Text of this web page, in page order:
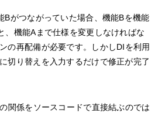
Bがつながっていた場合、機能Bを機能
、機能Aまで仕様を変更しなければな
の再配備が必要です。しかしDIを利用
切り替えを入力するだけで修正が完了
関係をソースコードで直接結ぶのでは